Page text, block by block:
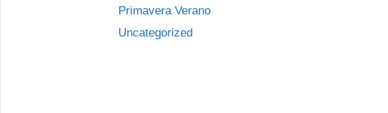
Primavera Verano
Uncategorized